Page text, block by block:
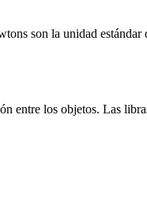
son la unidad
entre los objetos. Las